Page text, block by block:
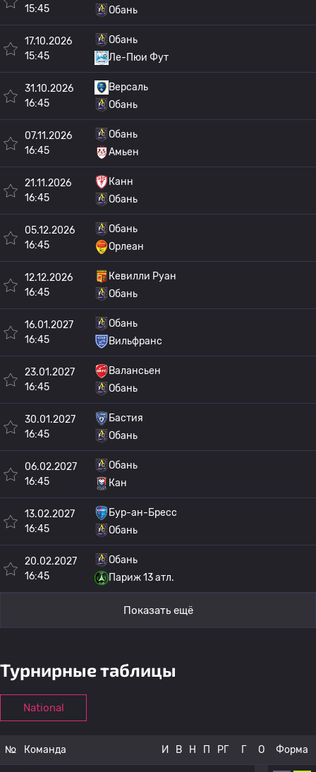
15:45 Обань
17.10.2026
15:45
Обань
Ле-Пюи Фут
31.10.2026
16:45
Версаль
Обань
07.11.2026
16:45
Обань
Амьен
21.11.2026
16:45
Канн
Обань
05.12.2026
16:45
Обань
Орлеан
12.12.2026
16:45
Кевилли Руан
Обань
16.01.2027
16:45
Обань
Вильфранс
23.01.2027
16:45
Валансьен
Обань
30.01.2027
16:45
Бастия
Обань
06.02.2027
16:45
Обань
Кан
13.02.2027
16:45
Бур-ан-Бресс
Обань
20.02.2027
16:45
Обань
Париж 13 атл.
Показать ещё
Турнирные таблицы
National
№ Команда И В Н П РГ Г О Форма